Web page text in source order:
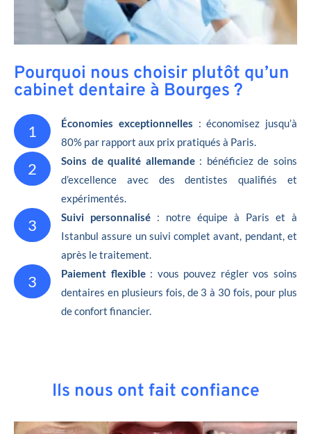
Pourquoi nous choisir plutôt qu’un
cabinet dentaire à Bourges ?
1 Économies exceptionnelles : économisez jusqu’à
80% par rapport aux prix pratiqués à Paris.
2 Soins de qualité allemande: bénéficiez de soins
d’excellence avec des dentistes qualifiés et
expérimentés.
3 Suivi personnalisé : notre équipe à Paris et à
Istanbul assure un suivi complet avant, pendant, et
après le traitement.
3 Paiement flexible: vous pouvez régler vos soins
dentaires en plusieurs fois, de 3 à 30 fois, pour plus
de confort financier.
Ils nous ont fait confiance